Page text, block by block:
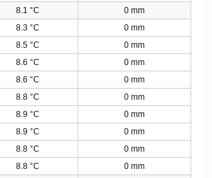
8.1 °C
0 mm
8.3 °C
0 mm
8.5 °C
0 mm
8.6 °C
0 mm
8.6 °C
0 mm
8.8 °C
0 mm
8.9 °C
0 mm
8.9 °C
0 mm
8.8 °C
0 mm
8.8 °C
0 mm